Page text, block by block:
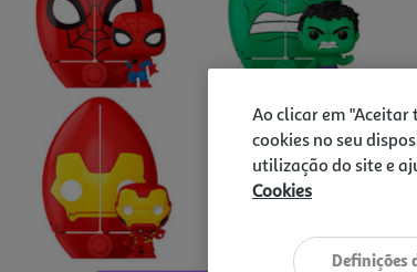
Ao clicar em "Aceitar
cookies no seu
utilização do site e
Cookies
Definições